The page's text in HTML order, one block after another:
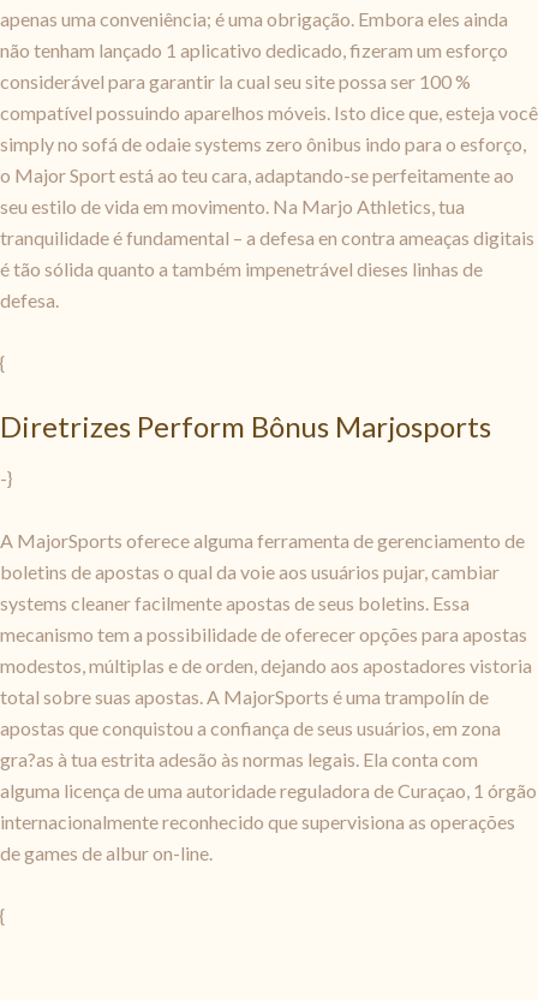
apenas uma conveniência; é uma obrigação. Embora eles ainda
não tenham lançado 1 aplicativo dedicado, fizeram um esforço
considerável para garantir la cual seu site possa ser 100 %
compatível possuindo aparelhos móveis. Isto dice que, esteja você
simply no sofá de odaie systems zero ônibus indo para o esforço,
o Major Sport está ao teu cara, adaptando-se perfeitamente ao
seu estilo de vida em movimento. Na Marjo Athletics, tua
tranquilidade é fundamental – a defesa en contra ameaças digitais
é tão sólida quanto a também impenetrável dieses linhas de
defesa.
{
Diretrizes Perform Bônus Marjosports
-}
A MajorSports oferece alguma ferramenta de gerenciamento de
boletins de apostas o qual da voie aos usuários pujar, cambiar
systems cleaner facilmente apostas de seus boletins. Essa
mecanismo tem a possibilidade de oferecer opções para apostas
modestos, múltiplas e de orden, dejando aos apostadores vistoria
total sobre suas apostas. A MajorSports é uma trampolín de
apostas que conquistou a confiança de seus usuários, em zona
gra?as à tua estrita adesão às normas legais. Ela conta com
alguma licença de uma autoridade reguladora de Curaçao, 1 órgão
internacionalmente reconhecido que supervisiona as operações
de games de albur on-line.
{